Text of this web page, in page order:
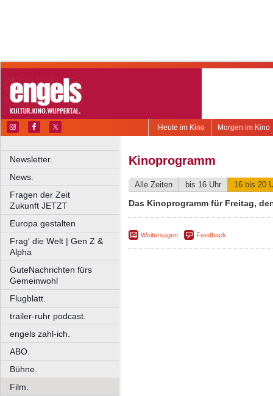
Morgen im Kino
Heute im Kino
Newsletter.
News.
Fragen der Zeit
Zukunft JETZT
Europa gestalten
Frag' die Welt | Gen Z &
Alpha
GuteNachrichten fürs
Gemeinwohl
Flugblatt.
trailer-ruhr podcast.
engels zahl-ich.
ABO.
Bühne.
Film.
Kinoprogramm
Alle Zeiten bis 16 Uhr 16 bis 20
Das Kinoprogramm für Freitag,
Weitersagen Feedback